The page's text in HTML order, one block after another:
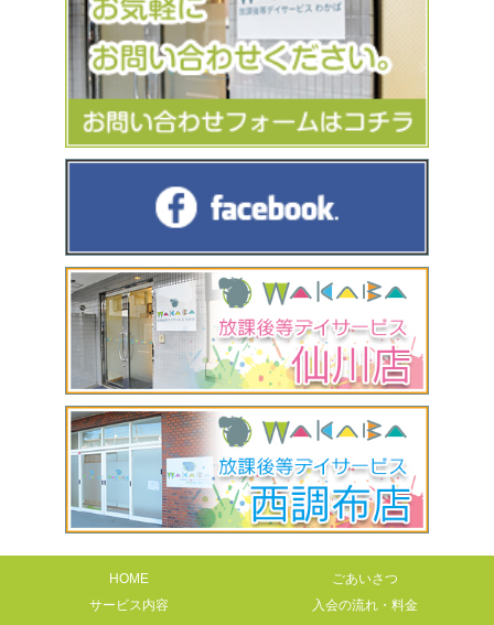
HOME
ごあいさつ
サービス内容
入会の流れ・料金